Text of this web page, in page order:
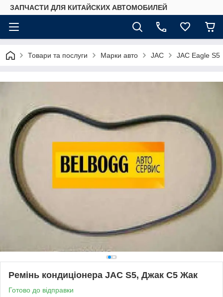
ЗАПЧАСТИ ДЛЯ КИТАЙСКИХ АВТОМОБИЛЕЙ
Товари та послуги Марки авто JAC JAC Eagle S5
Ремінь кондиціонера JAC S5, Джак С5 Жак
Готово до відправки